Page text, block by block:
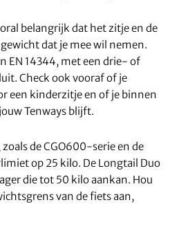
belangrijk dat het zitje en de
dat je mee wil nemen.
EN 14344, met een drie- of
Check ook vooraf of je
een kinderzitje en of je binnen
Tenways blijft.
de CGO600-serie en de
op 25 kilo. De Longtail Duo
die tot 50 kilo aankan. Hou
van de fiets aan,